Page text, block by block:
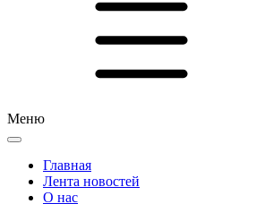
Меню
Главная
Лента новостей
О нас